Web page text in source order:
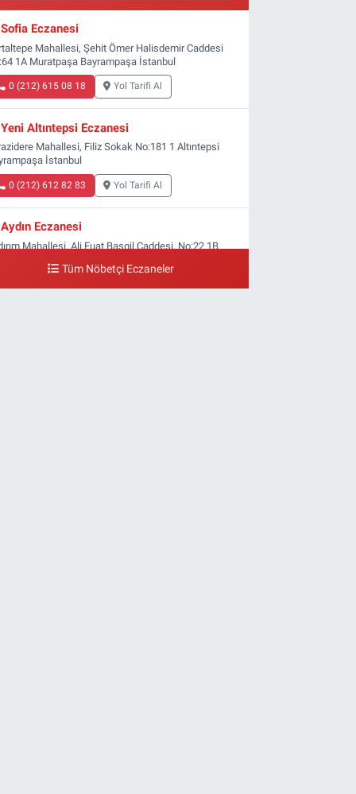
Sofia Eczanesi
Mahallesi, Şehit Ömer Halisdemir Caddesi
1A Muratpaşa Bayrampaşa İstanbul
0 (212) 615 08 18 Yol Tarifi Al
Yeni Altıntepsi Eczanesi
Mahallesi, Filiz Sokak No:181 1 Altıntepsi
İstanbul
0 (212) 612 82 83 Yol Tarifi Al
Aydın Eczanesi
Mahallesi, Ali Fuat Başgil Caddesi, No:22 1B
Tüm Nöbetçi Eczaneler